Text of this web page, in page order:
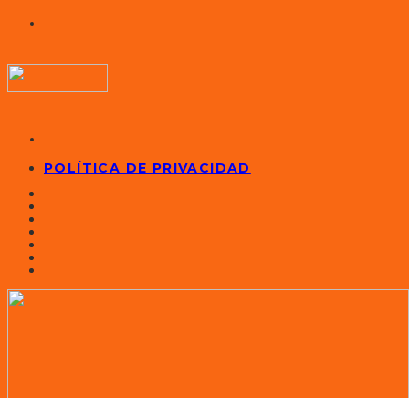
POLÍTICA DE PRIVACIDAD